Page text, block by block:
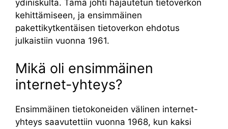
ydiniskulta. Tämä johti hajautetun tietoverkon
kehittämiseen, ja ensimmäinen
pakettikytkentäisen tietoverkon ehdotus
julkaistiin vuonna 1961.
Mikä oli ensimmäinen
internet-yhteys?
Ensimmäinen tietokoneiden välinen internet-
yhteys saavutettiin vuonna 1968, kun kaksi